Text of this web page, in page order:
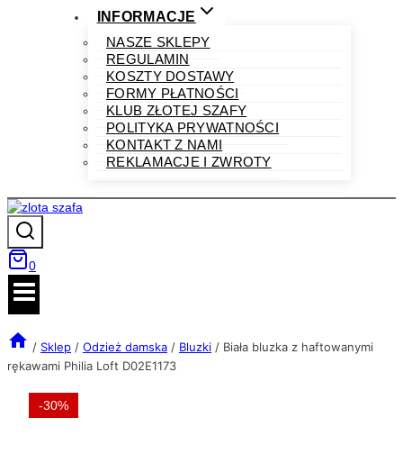
INFORMACJE
NASZE SKLEPY
REGULAMIN
KOSZTY DOSTAWY
FORMY PŁATNOŚCI
KLUB ZŁOTEJ SZAFY
POLITYKA PRYWATNOŚCI
KONTAKT Z NAMI
REKLAMACJE I ZWROTY
0
/ Sklep / Odzież damska / Bluzki / Biała bluzka z haftowanymi
rękawami Philia Loft D02E1173
-30%